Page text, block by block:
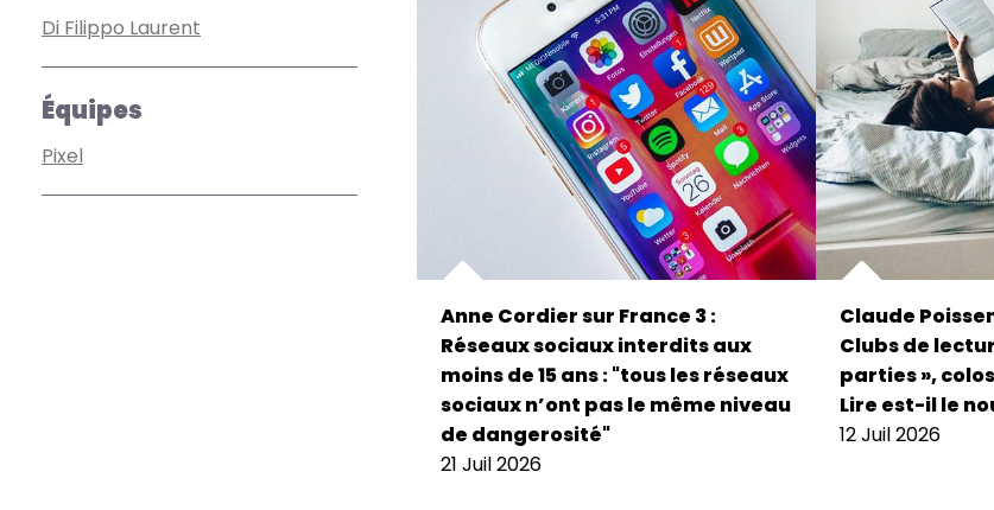
Di Filippo Laurent
Équipes
Pixel
Anne Cordier sur France 3 :
Réseaux sociaux interdits aux
moins de 15 ans : "tous les réseaux
sociaux n’ont pas le même niveau
de dangerosité"
21 Juil 2026
Claude
Clubs de
parties »,
Lire est-il le
12 Juil 2026